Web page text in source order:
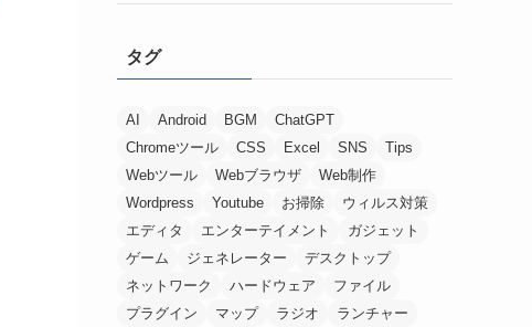
タグ
AI Android BGM
ChatGPT
Chromeツール
CSS Excel SNS
Tips
Webツール
Webブラウザ
Web制作
Wordpress
Youtube お掃除
ウィルス対策
エディタ
エンターテイメント
ガジェット
ゲーム
ジェネレーター
デスクトップ
ネットワーク
ハードウェア
ファイル
プラグイン
マップ ラジオ
ランチャー